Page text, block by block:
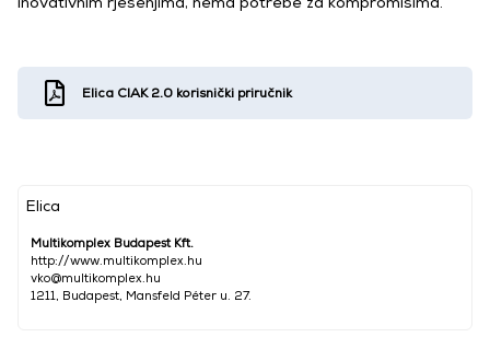
Elica
Multikomplex Budapest Kft.
http://www.multikomplex.hu
vko@multikomplex.hu
1211, Budapest, Mansfeld Péter u. 27.
Elica CIAK 2.0 korisnički priručnik